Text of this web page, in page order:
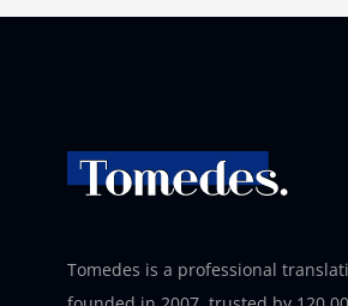
Tomedes is a professional